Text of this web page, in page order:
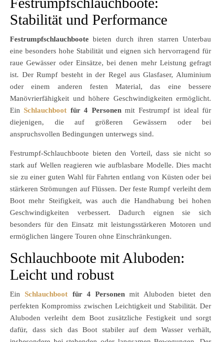
Stabilität und Performance
Festrumpfschlauchboote bieten durch ihren starren Unterbau
eine besonders hohe Stabilität und eignen sich hervorragend für
raue Gewässer oder Einsätze, bei denen mehr Leistung gefragt
ist. Der Rumpf besteht in der Regel aus Glasfaser, Aluminium
oder einem anderen festen Material, das eine bessere
Manövrierfähigkeit und höhere Geschwindigkeiten ermöglicht.
EinSchlauchboot für 4 Personenmit Festrumpf ist ideal für
diejenigen, die auf größeren Gewässern oder bei
anspruchsvollen Bedingungen unterwegs sind.
Festrumpf-Schlauchboote bieten den Vorteil, dass sie nicht so
stark auf Wellen reagieren wie aufblasbare Modelle. Dies macht
sie zu einer guten Wahl für Fahrten entlang von Küsten oder bei
stärkeren Strömungen auf Flüssen. Der feste Rumpf verleiht dem
Boot mehr Steifigkeit, was auch die Handhabung bei hohen
Geschwindigkeiten verbessert. Dadurch eignen sie sich
besonders für den Einsatz mit leistungsstärkeren Motoren und
ermöglichen längere Touren ohne Einschränkungen.
Schlauchboote mit Aluboden:
Leicht und robust
EinSchlauchboot für 4 Personen mit Aluboden bietet den
perfekten Kompromiss zwischen Leichtigkeit und Stabilität. Der
Aluboden verleiht dem Boot zusätzliche Festigkeit und sorgt
dafür, dass sich das Boot stabiler auf dem Wasser verhält,